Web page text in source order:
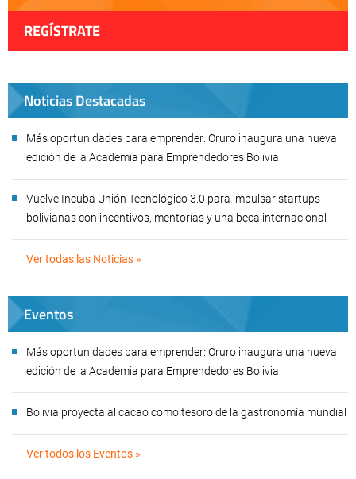
REGÍSTRATE
Noticias Destacadas
Más oportunidades para emprender: Oruro inaugura una nueva
edición de la Academia para Emprendedores Bolivia
Vuelve Incuba Unión Tecnológico 3.0 para impulsar startups
bolivianas con incentivos, mentorías y una beca internacional
Ver todas las Noticias »
Eventos
Más oportunidades para emprender: Oruro inaugura una nueva
edición de la Academia para Emprendedores Bolivia
Bolivia proyecta al cacao como tesoro de la gastronomía mundial
Ver todos los Eventos »